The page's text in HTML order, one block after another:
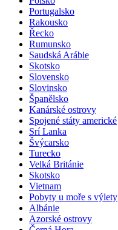
Portugalsko
Rakousko
Řecko
Rumunsko
Saudská Arábie
Skotsko
Slovensko
Slovinsko
Španělsko
Kanárské ostrovy
Spojené státy americké
Srí Lanka
Švýcarsko
Turecko
Velká Británie
Skotsko
Vietnam
Pobyty u moře s výlety
Albánie
Azorské ostrovy